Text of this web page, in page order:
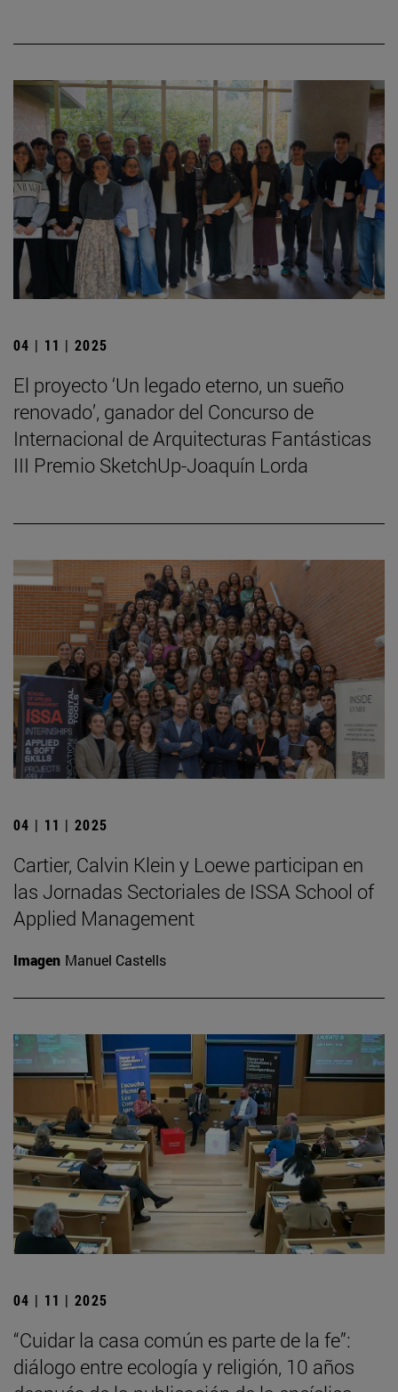
04 | 11 | 2025
El proyecto ‘Un legado eterno, un sueño
renovado’, ganador del Concurso de
Internacional de Arquitecturas Fantásticas
III Premio SketchUp-Joaquín Lorda
04 | 11 | 2025
Cartier, Calvin Klein y Loewe participan en
las Jornadas Sectoriales de ISSA School of
Applied Management
Imagen Manuel Castells
04 | 11 | 2025
“Cuidar la casa común es parte de la fe”:
diálogo entre ecología y religión, 10 años